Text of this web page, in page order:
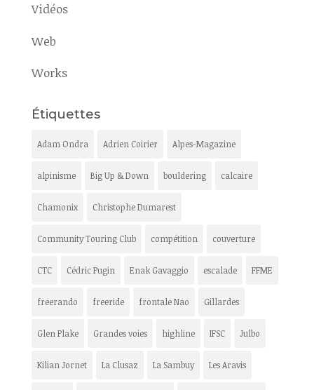
Vidéos
Web
Works
Étiquettes
Adam Ondra Adrien Coirier Alpes-Magazine
alpinisme Big Up & Down bouldering calcaire
Chamonix Christophe Dumarest
Community Touring Club compétition couverture
CTC Cédric Pugin Enak Gavaggio escalade FFME
freerando freeride frontale Nao Gillardes
Glen Plake Grandes voies highline IFSC Julbo
Kilian Jornet La Clusaz La Sambuy Les Aravis